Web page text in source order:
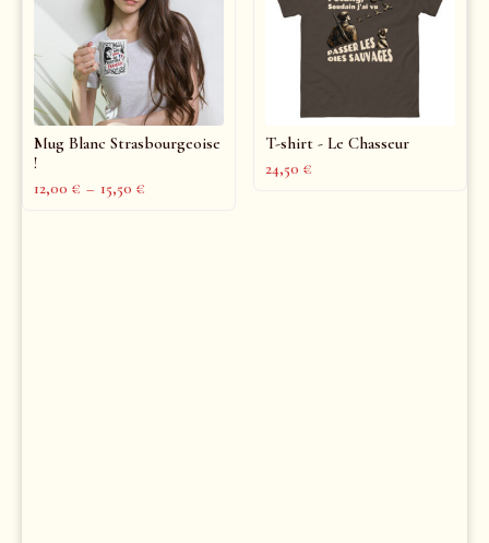
Mug Blanc Strasbourgeoise
!
12,00 € – 15,50 €
T-shirt - Le Chasseur
24,50 €